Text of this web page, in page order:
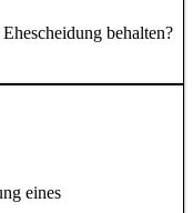
behalten?
eines